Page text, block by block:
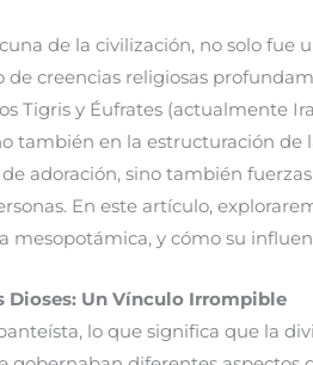
de la civilización, no solo
creencias religiosas
Tigris y Éufrates (actualmente
en la estructuración de
adoración, sino también
En este artículo,
mesopotámica, y cómo su
Dioses: Un Vínculo Irrompible
lo que significa que la